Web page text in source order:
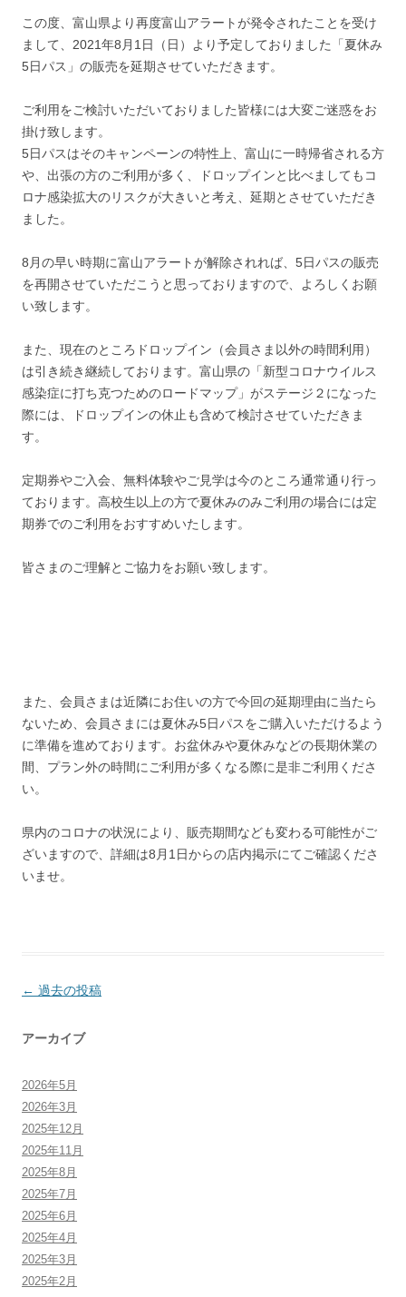
この度、富山県より再度富山アラートが発令されたことを受け
まして、2021年8月1日（日）より予定しておりました「夏休み
5日パス」の販売を延期させていただきます。
ご利用をご検討いただいておりました皆様には大変ご迷惑をお
掛け致します。
5日パスはそのキャンペーンの特性上、富山に一時帰省される方
や、出張の方のご利用が多く、ドロップインと比べましてもコ
ロナ感染拡大のリスクが大きいと考え、延期とさせていただき
ました。
8月の早い時期に富山アラートが解除されれば、5日パスの販売
を再開させていただこうと思っておりますので、よろしくお願
い致します。
また、現在のところドロップイン（会員さま以外の時間利用）
は引き続き継続しております。富山県の「新型コロナウイルス
感染症に打ち克つためのロードマップ」がステージ２になった
際には、ドロップインの休止も含めて検討させていただきま
す。
定期券やご入会、無料体験やご見学は今のところ通常通り行っ
ております。高校生以上の方で夏休みのみご利用の場合には定
期券でのご利用をおすすめいたします。
皆さまのご理解とご協力をお願い致します。
また、会員さまは近隣にお住いの方で今回の延期理由に当たら
ないため、会員さまには夏休み5日パスをご購入いただけるよう
に準備を進めております。お盆休みや夏休みなどの長期休業の
間、プラン外の時間にご利用が多くなる際に是非ご利用くださ
い。
県内のコロナの状況により、販売期間なども変わる可能性がご
ざいますので、詳細は8月1日からの店内掲示にてご確認くださ
いませ。
投
ナ
ゲ
ー
シ
ョ
ン
← 過去の投稿
アーカイブ
2026年5月
2026年3月
2025年12月
2025年11月
2025年8月
2025年7月
2025年6月
2025年4月
2025年3月
2025年2月